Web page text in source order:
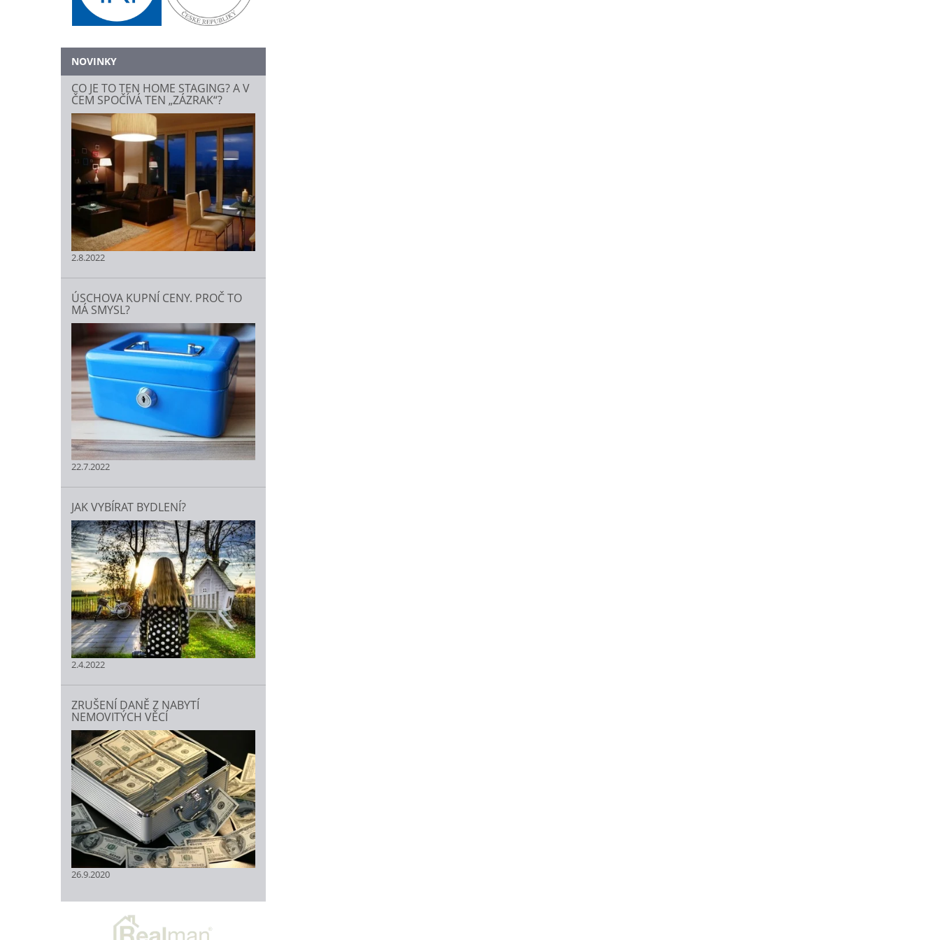
NOVINKY
CO JE TO TEN HOME STAGING? A V
ČEM SPOČÍVÁ TEN „ZÁZRAK“?
2.8.2022
ÚSCHOVA KUPNÍ CENY. PROČ TO
MÁ SMYSL?
22.7.2022
JAK VYBÍRAT BYDLENÍ?
2.4.2022
ZRUŠENÍ DANĚ Z NABYTÍ
NEMOVITÝCH VĚCÍ
26.9.2020